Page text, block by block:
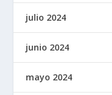
julio 2024
junio 2024
mayo 2024